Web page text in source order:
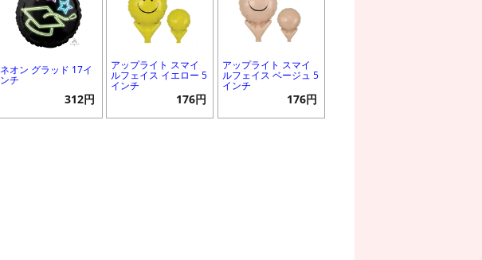
ネオン グラッド 17イ
ンチ
312円
アップライト スマイ
ルフェイス イエロー 5
インチ
176円
アップライト スマイ
ルフェイス ベージュ 5
インチ
176円